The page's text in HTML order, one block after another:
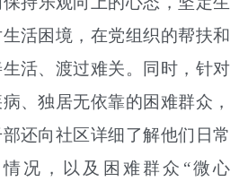
活困境 ， 在党组织的帮扶和
活、渡过难关。同时， 针对
、独居无依靠的困难群众，
还向社区详细了解他们日常
况，以及困难群众 “微心